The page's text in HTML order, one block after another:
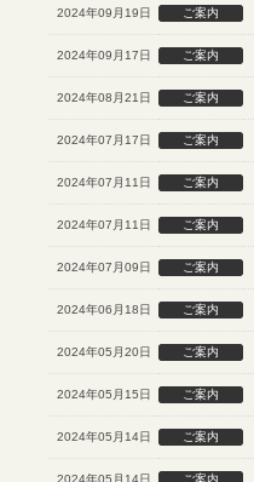
2024年09月19日 ご案内
2024年09月17日 ご案内
2024年08月21日 ご案内
2024年07月17日 ご案内
2024年07月11日 ご案内
2024年07月11日 ご案内
2024年07月09日 ご案内
2024年06月18日 ご案内
2024年05月20日 ご案内
2024年05月15日 ご案内
2024年05月14日 ご案内
2024年05月14日 ご案内